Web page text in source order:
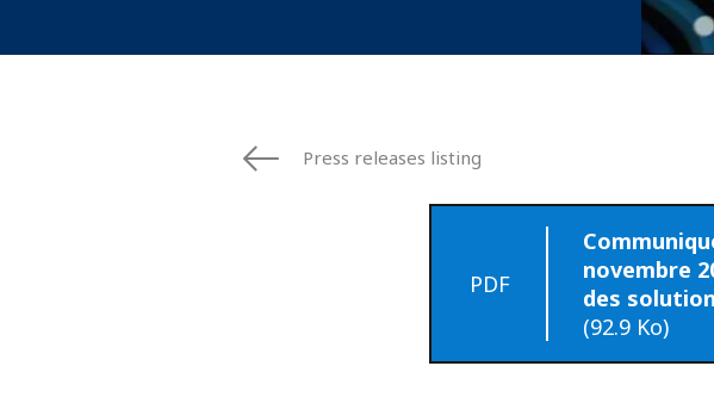
Press releases listing
PDF
novembre
des
(92.9 Ko)